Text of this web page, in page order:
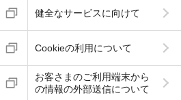
健全なサービスに向けて
Cookieの利用について
お客さまのご利用端末から
の情報の外部送信について